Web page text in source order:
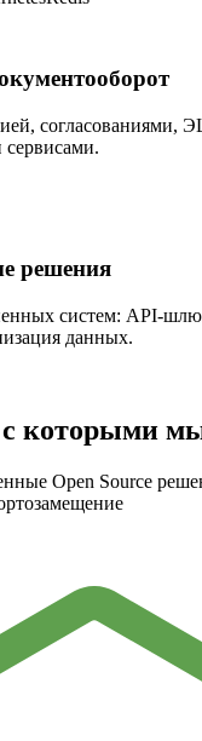
согласованиями,
сервисами.
решения
систем: API-
данных.
которыми
Open Source